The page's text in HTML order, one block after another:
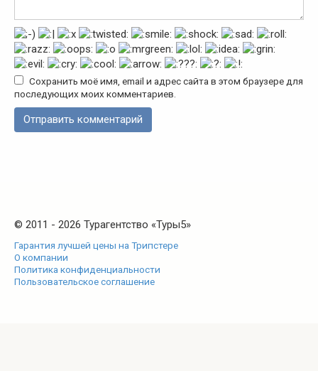
Сохранить моё имя, email и адрес сайта в этом браузере для
последующих моих комментариев.
© 2011 - 2026 Турагентство «Туры5»
Гарантия лучшей цены на Трипстере
О компании
Политика конфиденциальности
Пользовательское соглашение